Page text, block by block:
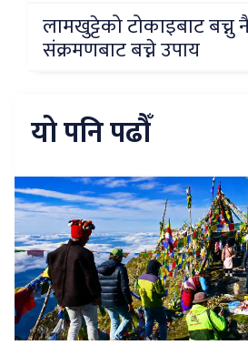
लामखुट्टेको टोकाइबाट बच्नु
संक्रमणबाट बच्ने उपाय
यो पनि पढौँ